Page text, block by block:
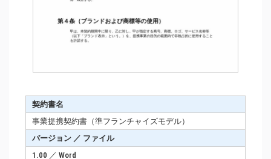
契約書名
事業提携契約書（準フランチャイズモデル）
バージョン ／ ファイル
1.00 ／ Word